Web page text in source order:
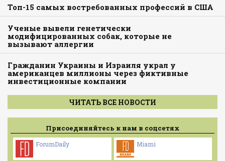
Топ-15 самых востребованных профессий в США
Ученые вывели генетически
модифицированных собак, которые не
вызывают аллергии
Гражданин Украины и Израиля украл у
американцев миллионы через фиктивные
инвестиционные компании
ЧИТАТЬ ВСЕ НОВОСТИ
Присоединяйтесь к нам в соцсетях
ForumDaily Miami